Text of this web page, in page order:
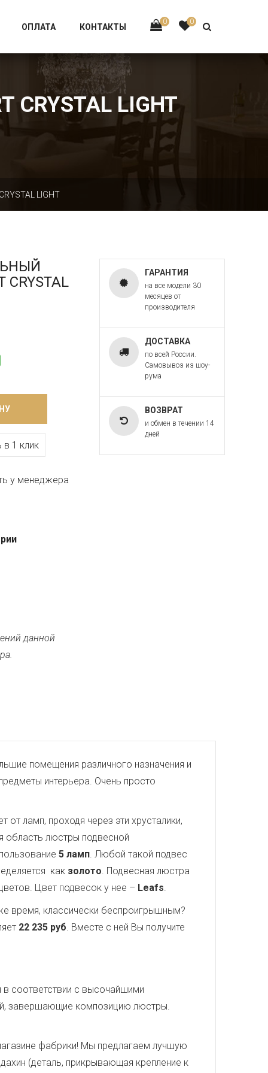
0 0
ОПЛАТА КОНТАКТЫ
LIGHT
LIGHT
CRYSTAL
в 1 клик
у менеджера
данной
ГАРАНТИЯ
на все модели 30
месяцев от
производителя
ДОСТАВКА
по всей России.
Самовывоз из шоу-
рума
ВОЗВРАТ
и обмен в течении 14
дней
помещения различного назначения и
интерьера. Очень просто
ламп, проходя через эти хрусталики,
область люстры подвесной
5 ламп. Любой такой подвес
как золото. Подвесная люстра
Цвет подвесок у нее – Leafs.
время, классически беспроигрышным?
22 235 руб. Вместе с ней Вы получите
соответствии с высочайшими
завершающие композицию люстры.
фабрики! Мы предлагаем лучшую
(деталь, прикрывающая крепление к